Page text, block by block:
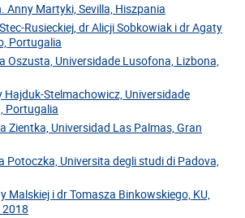
Anny Martyki, Sevilla, Hiszpania
Rusieckiej, dr Alicji Sobkowiak i dr Agaty
Portugalia
Oszusta, Universidade Lusofona, Lizbona,
Hajduk-Stelmachowicz, Universidade
Portugalia
Zientka, Universidad Las Palmas, Gran
Potoczka, Universita degli studi di Padova,
Malskiej i dr Tomasza Binkowskiego, KU,
2018